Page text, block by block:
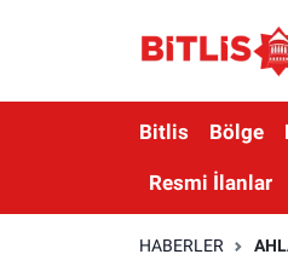
Bitlis Bölge
Resmi İlanlar
HABERLER
Bölge
Bitlis Trafik Yoğunluk